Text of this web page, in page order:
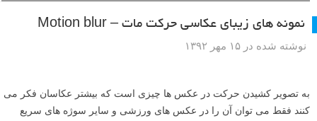
نمونه های زیبای عکاسی حرکت مات – Motion blur
نوشته شده در ۱۵ مهر ۱۳۹۲
به تصویر کشیدن حرکت در عکس ها چیزی است که بیشتر عکاسان فکر می
کنند فقط می توان آن را در عکس های ورزشی و سایر سوژه های سریع